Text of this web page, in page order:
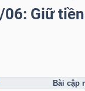
Giữ
bài cập